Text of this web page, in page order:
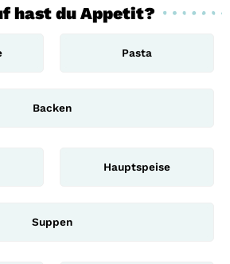
hast du Appetit?
Pasta
Backen
Hauptspeise
Suppen